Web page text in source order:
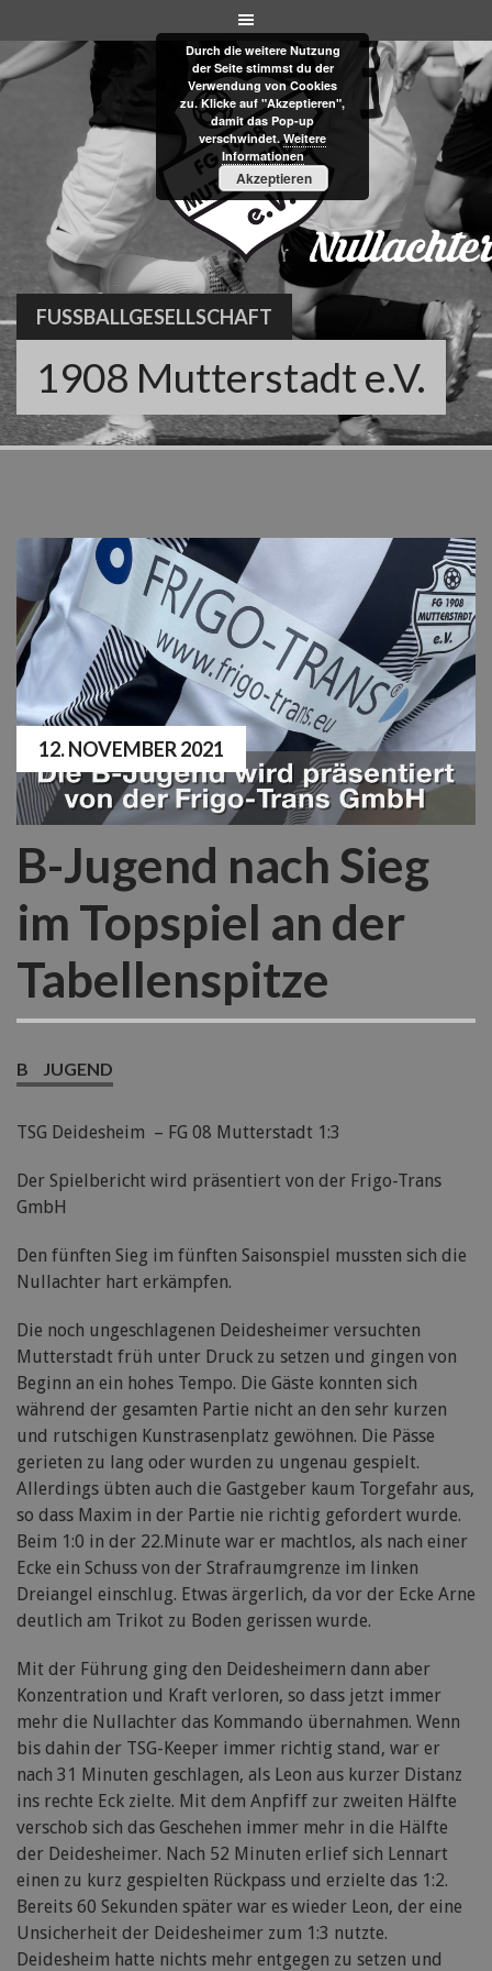
to
content
FUSSBALLGESELLSCHAFT
1908 Mutterstadt e.V.
B-Jugend nach Sieg
im Topspiel an der
Tabellenspitze
B JUGEND
12. NOVEMBER 2021
TSG Deidesheim – FG 08 Mutterstadt 1:3
Der Spielbericht wird präsentiert von der Frigo-Trans
GmbH
Den fünften Sieg im fünften Saisonspiel mussten sich die
Nullachter hart erkämpfen.
Die noch ungeschlagenen Deidesheimer versuchten
Mutterstadt früh unter Druck zu setzen und gingen von
Beginn an ein hohes Tempo. Die Gäste konnten sich
während der gesamten Partie nicht an den sehr kurzen
und rutschigen Kunstrasenplatz gewöhnen. Die Pässe
gerieten zu lang oder wurden zu ungenau gespielt.
Allerdings übten auch die Gastgeber kaum Torgefahr aus,
so dass Maxim in der Partie nie richtig gefordert wurde.
Beim 1:0 in der 22.Minute war er machtlos, als nach einer
Ecke ein Schuss von der Strafraumgrenze im linken
Dreiangel einschlug. Etwas ärgerlich, da vor der Ecke Arne
deutlich am Trikot zu Boden gerissen wurde.
Mit der Führung ging den Deidesheimern dann aber
Konzentration und Kraft verloren, so dass jetzt immer
mehr die Nullachter das Kommando übernahmen. Wenn
bis dahin der TSG-Keeper immer richtig stand, war er
nach 31 Minuten geschlagen, als Leon aus kurzer Distanz
ins rechte Eck zielte. Mit dem Anpfiff zur zweiten Hälfte
verschob sich das Geschehen immer mehr in die Hälfte
der Deidesheimer. Nach 52 Minuten erlief sich Lennart
einen zu kurz gespielten Rückpass und erzielte das 1:2.
Bereits 60 Sekunden später war es wieder Leon, der eine
Unsicherheit der Deidesheimer zum 1:3 nutzte.
Deidesheim hatte nichts mehr entgegen zu setzen und
Durch die weitere Nutzung
der Seite stimmst du der
Verwendung von Cookies
zu. Klicke auf "Akzeptieren",
damit das Pop-up
verschwindet.Weitere
Informationen
Akzeptieren